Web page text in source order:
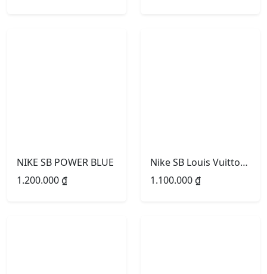
NIKE SB POWER BLUE
1.200.000₫
Nike SB Louis Vuitton Green
1.100.000₫